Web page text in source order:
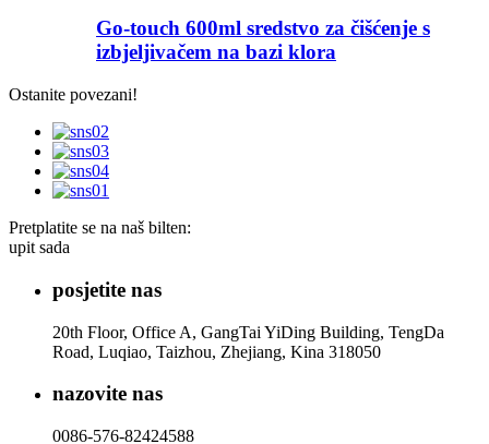
Go-touch 600ml sredstvo za čišćenje s
izbjeljivačem na bazi klora
Ostanite povezani!
Pretplatite se na naš bilten:
upit sada
posjetite nas
20th Floor, Office A, GangTai YiDing Building, TengDa
Road, Luqiao, Taizhou, Zhejiang, Kina 318050
nazovite nas
0086-576-82424588